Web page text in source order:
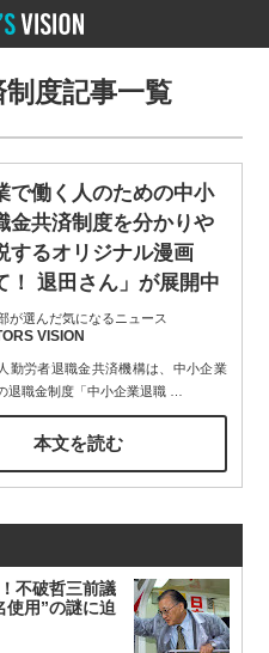
度記事一覧
で働く人のための中小
金共済制度を分かりや
するオリジナル漫画
！ 退田さん」が展開中
が選んだ気になるニュース
VISION
勤労者退職金共済機構は、中小企業
退職金制度「中小企業退職
本文を読む
不破哲三前議
使用”の謎に迫